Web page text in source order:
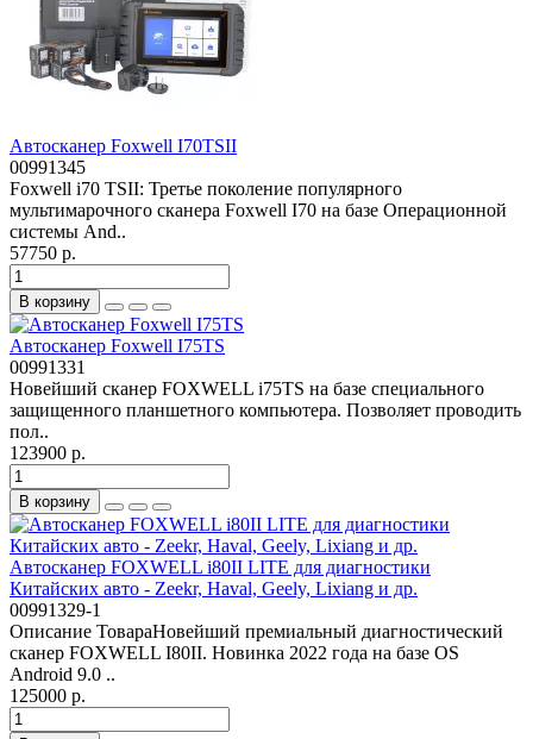
Автосканер Foxwell I70TSII
00991345
Foxwell i70 TSII: Третье поколение популярного
мультимарочного сканера Foxwell I70 на базе Операционной
системы And..
57750 р.
В корзину
Автосканер Foxwell I75TS
00991331
Новейший сканер FOXWELL i75TS на базе специального
защищенного планшетного компьютера. Позволяет проводить
пол..
123900 р.
В корзину
Автосканер FOXWELL i80II LITE для диагностики
Китайских авто - Zeekr, Haval, Geely, Lixiang и др.
00991329-1
Описание ТовараНовейший премиальный диагностический
сканер FOXWELL I80II. Новинка 2022 года на базе OS
Android 9.0 ..
125000 р.